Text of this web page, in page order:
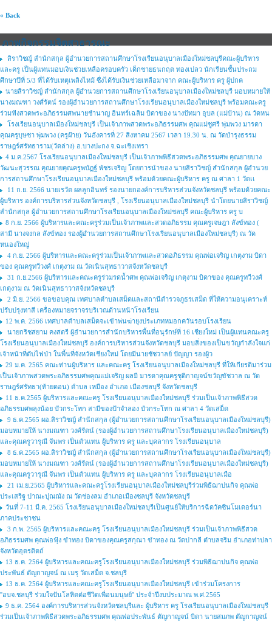
« Back
ภาพกิจกรรมจิตสาธารณะ
สิราวิชญ์ สำนักสกุล ผู้อำนวยการสถานศึกษาโรงเรียนอนุบาลเมืองใหม่ชลบุรีคณะผู้บริหาร
และครู เป็นผู้แทนมอบเงินช่วยเหลือครอบครัว เด็กชายธนกฤต ทองเปลว นักเรียนชั้นประถม
ศึกษาปีที่ 5/3 ที่ได้รับเหตุเพลิงไหม้ ซึ่งได้รับเงินช่วยเหลือมาจาก คณะผู้บริหาร ครู ผู้ปกค
นายสิราวิชญ์ สำนักสกุล ผู้อำนวยการสถานศึกษาโรงเรียนอนุบาลเมืองใหม่ชลบุรี มอบหมายให้
นางมณฑา วงศ์รัตน์ รองผุ้อำนวยการสถานศึกษาโรงเรียนอนุบาลเมืองใหม่ชลบุรี พร้อมคณะครู
ร่วมฟังสวดพระอภิธรรมศพนายชำนาญ อินทร์เฉลิม บิดาของ นางปัทมา อุบล (แม่บ้าน) ณ วัดหน
โรงเรียนอนุบาลเมืองใหม่ชลบุรี เป็นเจ้าภาพสวดพระอภิธรรมศพ คุณแม่ชูศรี พุ่มพวง มารดา
คุณครูบุษชา พุ่มพวง (ครูฝ้าย) วันอังคารที่ 27 สิงหาคม 2567 เวลา 19.30 น. ณ วัดบำรุงธรรม
ราษฎร์ศรัทธาราม(วัดล่าง) อ.บางปะกง จ.ฉะเชิงเทรา
4 ม.ค.2567 โรงเรียนอนุบาลเมืองใหม่ชลบุรี เป็นเจ้าภาพพิธีสวดพระอภิธรรมศพ คุณยายบาง
วัฒนะสุวรรณ คุณยายคุณครูพบัฏฐ์ พัชรเจริญ โดยการนำของ นายสิราวิชญ์ สำนักสกุล ผู้อำนวย
การสถานศึกษาโรงเรียนอนุบาลเมืองใหม่ชลบุรี พร้อมด้วยคณะผู้บริหาร ครู ณ ศาลา 1 วัดเเ
11 ก.ย. 2566 นายเรวัต ผลลูกอินทร์ รองนายกองค์การบริหารส่วนจังหวัดชลบุรี พร้อมด้วยคณะ
ผู้บริหาร องค์การบริหารส่วนจังหวัดชลบุรี , โรงเรียนอนุบาลเมืองใหม่ชลบุรี นำโดยนายสิราวิชญ์
สำนักสกุล ผู้อำนวยการสถานศึกษาโรงเรียนอนุบาลเมืองใหม่ชลบุรี คณะผู้บริหาร ครู บ
8 ก.ย. 2566 ผู้บริหารและคณะครูร่วมเป็นเจ้าภาพและสวดอภิธรรม คุณครูเจษฎา สังข์ทอง (
สามี นางจงกล สังข์ทอง รองผู้อำนวยการสถานศึกษาโรงเรียนอนุบาลเมืองใหม่ชลบุรี) ณ วัด
หนองใหญ่
4 ก.ย. 2566 ผู้บริหารและคณะครูร่วมเป็นเจ้าภาพและสวดอภิธรรม คุณพ่อเจริญ เกตุงาม บิดา
ของ คุณครูทวีวงศ์ เกตุงาม ณ วัดเนินสุทธาวาสจังหวัดชลบุรี
31 ก.ย.2566 ผู้บริหารและคณะครูร่วมรดน้ำศพ คุณพ่อเจริญ เกตุงาม บิดาของ คุณครูทวีวงศ์
เกตุงาม ณ วัดเนินสุทธาวาสจังหวัดชลบุรี
2 มิ.ย. 2566 ขอขอบคุณ เทศบาลตำบลเสม็ดและสถานีตำรวจภูธรเสม็ด ที่ให้ความอนุเคราะห์
ปรับปรุงทาสี เครื่องหมายจราจรบริเวณด้านหน้าโรงเรียน
12 พ.ค. 2566 เทศบาลตำบลเสม็ดจะเข้าพ่นฆ่ายุงประเภทหมอกควันรอบโรงเรียน
นายกริชสยาม คงสตรี ผู้อำนวยการสำนักบริหารพื้นที่อนุรักษ์ที่ 16 เชียงใหม่ เป็นผู้แทนคณะครู
โรงเรียนอนุบาลเมืองใหม่ชลบุรี องค์การบริหารส่วนจังหวัดชลบุรี มอบสิ่งของเป็นขวัญกำลังใจแก่
เจ้าหน้าที่ดับไฟป่า ในพื้นที่จังหวัดเชียงใหม่ โดยมีนายชัชวาลย์ ปัญญา รองผู้ว
29 ม.ค. 2565 คณะท่านผู้บริหาร และคณะครู โรงเรียนอนุบาลเมืองใหม่ชลบุรี ที่ให้เกียรติมาร่วม
เป็นเจ้าภาพสวดพระอภิธรรมศพคุณแม่เจริญ ผลมี มารดาคุณครูชุติกาญจน์ขวัญขัชวาล ณ วัด
ราษฎร์ศรัทธา(ท้ายดอน) ตำบล เหมือง อำเภอ เมืองชลบุรี จังหวัดชลบุรี
11 ธ.ค.2565 ผู้บริหารและคณะครู โรงเรียนอนุบาลเมืองใหม่ชลบุรี ร่วมเป็นเจ้าภาพพิธีสวด
อภิธรรมศพลุงน้อย บัวกระโทก สามีของป้าจำลอง บัวกระโทก ณ ศาลา 4 วัดเสม็ด
9 ธ.ค.2565 ผอ.สิราวิชญ์ สำนักสกุล (ผู้อำนวยการสถานศึกษาโรงเรียนอนุบาลเมืองใหม่ชลบุรี)
มอบหมายให้ นางมณฑา วงศ์รัตน์ (รองผู้อำนวยการสถานศึกษาโรงเรียนอนุบาลเมืองใหม่ชลบุรี)
และคุณครูวารุณี จันพร เป็นตัวแทน ผู้บริหาร ครู และบุคลากร โรงเรียนอนุบาล
8 ธ.ค.2565 ผอ.สิราวิชญ์ สำนักสกุล (ผู้อำนวยการสถานศึกษาโรงเรียนอนุบาลเมืองใหม่ชลบุรี)
มอบหมายให้ นางมณฑา วงศ์รัตน์ (รองผู้อำนวยการสถานศึกษาโรงเรียนอนุบาลเมืองใหม่ชลบุรี)
และคุณครูวารุณี จันพร เป็นตัวแทน ผู้บริหาร ครู และบุคลากร โรงเรียนอนุบาลเมือ
21 เม.ย.2565 ผู้บริหารและคณะครูโรงเรียนอนุบาลเมืองใหม่ชลบุรีร่วมพิธีฌาปนกิจ คุณพ่อ
ประเสริฐ ปาณะปุณณัง ณ วัดช่องลม อำเภอเมืองชลบุรี จังหวัดชลบุรี
วันที่ 7-11 มี.ค. 2565 โรงเรียนอนุบาลเมืองใหม่ชลบุรีเป็นศูนย์ให้บริการฉีดวัคซีนโมเดอร์นา
ภาคประชาชน
3 ก.พ. 2565 ผู้บริหารและคณะครู โรงเรียนอนุบาลเมืองใหม่ชลบุรี ร่วมเป็นเจ้าภาพพิธีสวด
อภิธรรมศพ คุณพ่อฟุ้ง ขำทอง บิดาของคุณครูสกุณา ขำทอง ณ วัดปากลี ตำบลจริม อำเภอท่าปลา
จังหวัดอุตรดิตถ์
13 ธ.ค. 2564 ผู้บริหารและคณะครูโรงเรียนอนุบาลเมืองใหม่ชลบุรี ร่วมพิธีฌาปนกิจ คุณพ่อ
ประพันธ์ ตัญกาญจน์ ณ เมรุ วัดเสม็ด จ.ชลบุรี
13 ธ.ค. 2564 ผู้บริหารและคณะครูโรงเรียนอนุบาลเมืองใหม่ชลบุรี เข้าร่วมโครงการ
''อบจ.ชลบุรี ร่วมใจปันโลหิตต่อชีวิตเพื่อนมนุษย์'' ประจำปีงบประมาณ พ.ศ.2565
9 ธ.ค. 2564 องค์การบริหารส่วนจังหวัดชลบุรีและ ผู้บริหาร ครู โรงเรียนอนุบาลเมืองใหม่ชลบุรี
ร่วมเป็นเจ้าภาพพิธีสวดพระอภิธรรมศพ คุณพ่อประพันธ์ ตัญกาญจน์ บิดา นายสมภพ ตัญกาญจน์